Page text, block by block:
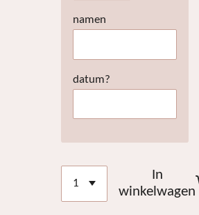
namen
datum?
In
winkelwagen